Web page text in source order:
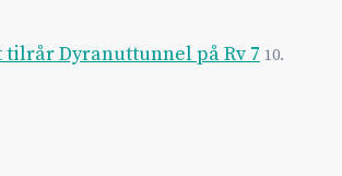
Dyranuttunnel på Rv 7 10.